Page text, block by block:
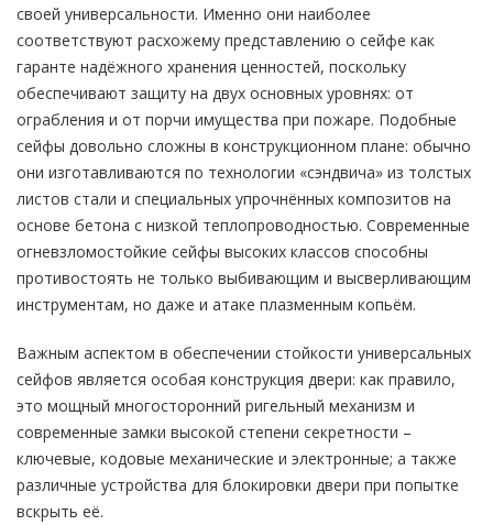
своей универсальности. Именно они наиболее
соответствуют расхожему представлению о сейфе как
гаранте надёжного хранения ценностей, поскольку
обеспечивают защиту на двух основных уровнях: от
ограбления и от порчи имущества при пожаре. Подобные
сейфы довольно сложны в конструкционном плане: обычно
они изготавливаются по технологии «сэндвича» из толстых
листов стали и специальных упрочнённых композитов на
основе бетона с низкой теплопроводностью. Современные
огневзломостойкие сейфы высоких классов способны
противостоять не только выбивающим и высверливающим
инструментам, но даже и атаке плазменным копьём.
Важным аспектом в обеспечении стойкости универсальных
сейфов является особая конструкция двери: как правило,
это мощный многосторонний ригельный механизм и
современные замки высокой степени секретности –
ключевые, кодовые механические и электронные; а также
различные устройства для блокировки двери при попытке
вскрыть её.